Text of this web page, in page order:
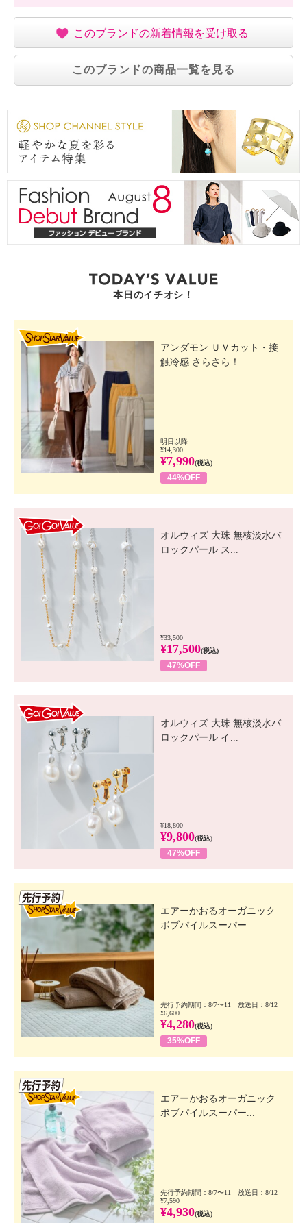
このブランドの新着情報を受け取る
このブランドの商品一覧を見る
本日のイチオシ！
アンダモン ＵＶカット・接
触冷感 さらさら！...
明日以降
¥14,300
¥7,990(税込)
44%OFF
オルウィズ 大珠 無核淡水バ
ロックパール ス...
¥33,500
¥17,500(税込)
47%OFF
オルウィズ 大珠 無核淡水バ
ロックパール イ...
¥18,800
¥9,800(税込)
47%OFF
エアーかおるオーガニック
ボブパイルスーパー...
先行予約期間：8/7〜11 放送日：8/12
¥6,600
¥4,280(税込)
35%OFF
エアーかおるオーガニック
ボブパイルスーパー...
先行予約期間：8/7〜11 放送日：8/12
¥7,590
¥4,930(税込)